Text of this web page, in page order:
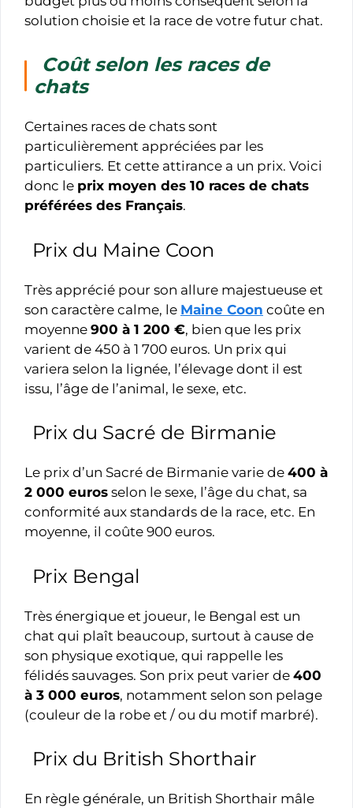
solution choisie et la race de votre futur chat.
Coût selon les races de
chats
Certaines races de chats sont
particulièrement appréciées par les
particuliers. Et cette attirance a un prix. Voici
donc le prix moyen des 10 races de chats
préférées des Français.
Prix du Maine Coon
Très apprécié pour son allure majestueuse et
son caractère calme, le Maine Coon coûte en
moyenne 900 à 1 200 €, bien que les prix
varient de 450 à 1 700 euros. Un prix qui
variera selon la lignée, l’élevage dont il est
issu, l’âge de l’animal, le sexe, etc.
Prix du Sacré de Birmanie
Le prix d’un Sacré de Birmanie varie de 400 à
2 000 euros selon le sexe, l’âge du chat, sa
conformité aux standards de la race, etc. En
moyenne, il coûte 900 euros.
Prix Bengal
Très énergique et joueur, le Bengal est un
chat qui plaît beaucoup, surtout à cause de
son physique exotique, qui rappelle les
félidés sauvages. Son prix peut varier de 400
à 3 000 euros, notamment selon son pelage
(couleur de la robe et / ou du motif marbré).
Prix du British Shorthair
En règle générale, un British Shorthair mâle